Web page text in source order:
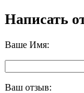
Написать
Ваше Имя:
Ваш отзыв: